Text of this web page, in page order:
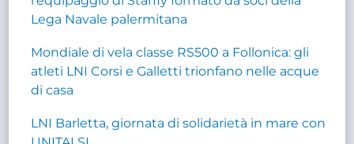
Lega Navale palermitana
Mondiale di vela classe RS500 a Follonica: gli
atleti LNI Corsi e Galletti trionfano nelle acque
di casa
LNI Barletta, giornata di solidarietà in mare con